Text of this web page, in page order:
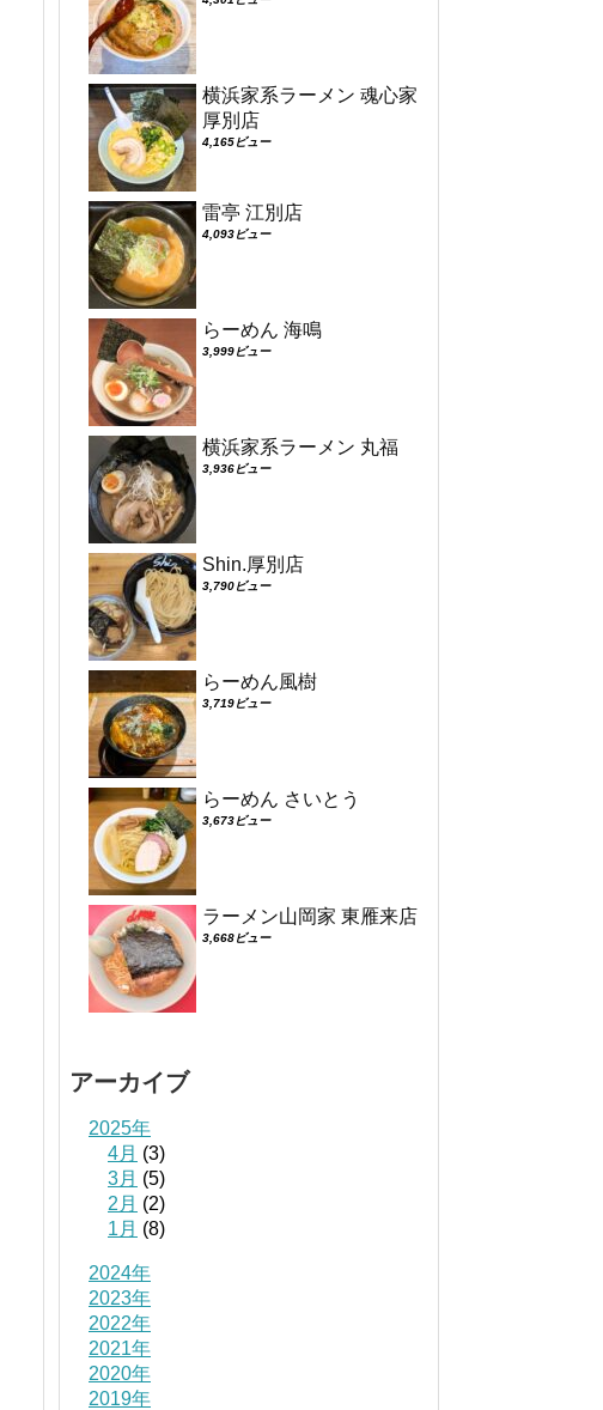
横浜家系ラーメン 魂心家
厚別店
4,165ビュー
雷亭 江別店
4,093ビュー
らーめん 海鳴
3,999ビュー
横浜家系ラーメン 丸福
3,936ビュー
Shin.厚別店
3,790ビュー
らーめん風樹
3,719ビュー
らーめん さいとう
3,673ビュー
ラーメン山岡家 東雁来店
3,668ビュー
アーカイブ
2025年
4月 (3)
3月 (5)
2月 (2)
1月 (8)
2024年
2023年
2022年
2021年
2020年
2019年